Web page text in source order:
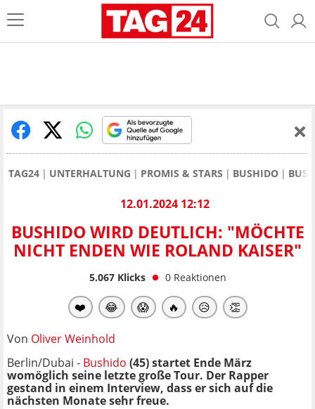
TAG24 UNTERHALTUNG PROMIS & STARS BUSHIDO
12.01.2024 12:12
BUSHIDO WIRD DEUTLICH: "MÖCHTE
NICHT ENDEN WIE ROLAND KAISER"
5.067Klicks 0 Reaktionen
❤️ 😂 😱 🔥 😥 👏
Von Oliver Weinhold
Berlin/Dubai - Bushido (45) startet Ende März
womöglich seine letzte große Tour. Der Rapper
gestand in einem Interview, dass er sich auf die
nächsten Monate sehr freue.